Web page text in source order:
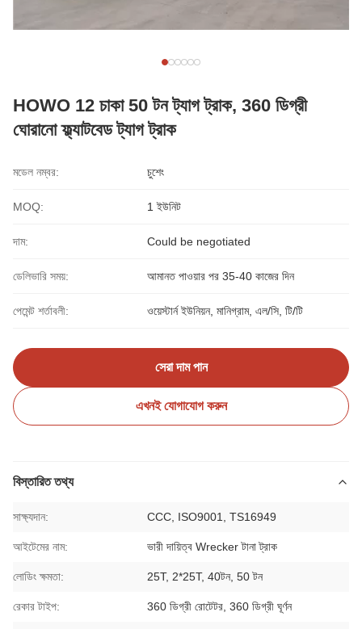
HOWO 12 চাকা 50 টন ট্যাগ ট্রাক, 360 ডিগ্রী
ঘোরানো ফ্ল্যাটবেড ট্যাগ ট্রাক
মডেল নম্বর: চুশেং
MOQ: 1 ইউনিট
দাম: Could be negotiated
ডেলিভারি সময়: আমানত পাওয়ার পর 35-40 কাজের দিন
পেমেন্ট শর্তাবলী: ওয়েস্টার্ন ইউনিয়ন, মানিগ্রাম, এল/সি, টি/টি
সেরা দাম পান
এখনই যোগাযোগ করুন
বিস্তারিত তথ্য
সাক্ষ্যদান: CCC, ISO9001, TS16949
আইটেমের নাম: ভারী দায়িত্ব Wrecker টানা ট্রাক
লোডিং ক্ষমতা: 25T, 2*25T, 40টন, 50 টন
রেকার টাইপ: 360 ডিগ্রী রোটেটর, 360 ডিগ্রী ঘূর্ণন